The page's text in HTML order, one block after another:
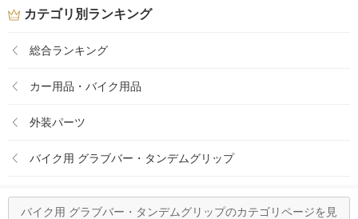
カテゴリ別ランキング
総合ランキング
カー用品・バイク用品
外装パーツ
バイク用 グラブバー・タンデムグリップ
バイク用 グラブバー・タンデムグリップのカテゴリページを見